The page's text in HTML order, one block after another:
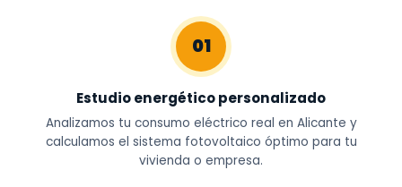
01
Estudio energético personalizado
Analizamos tu consumo eléctrico real en Alicante y
calculamos el sistema fotovoltaico óptimo para tu
vivienda o empresa.